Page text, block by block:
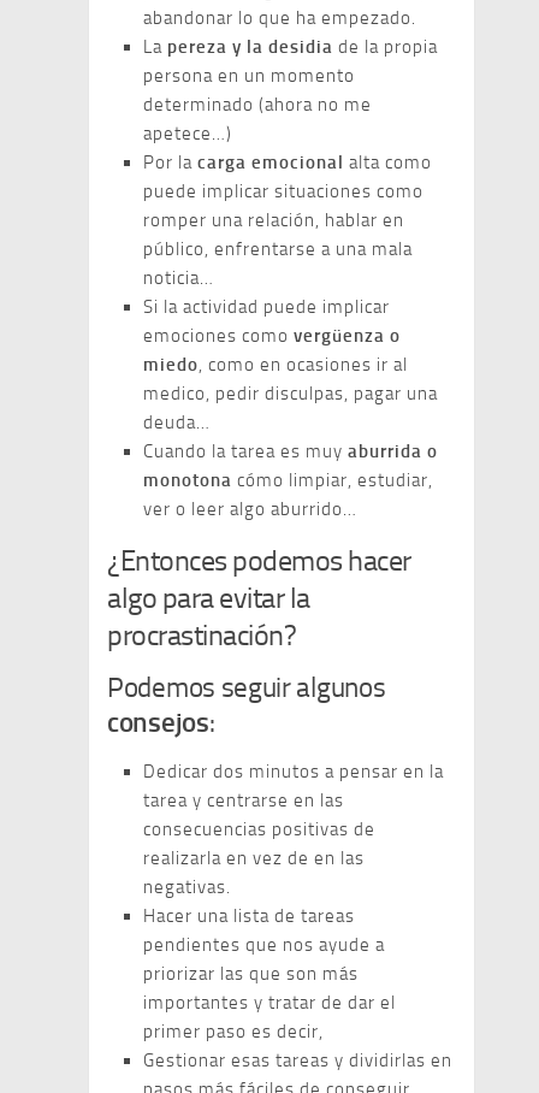
abandonar lo que ha empezado.
La pereza y la desidia de la propia
persona en un momento
determinado (ahora no me
apetece…)
Por la carga emocional alta como
puede implicar situaciones como
romper una relación, hablar en
público, enfrentarse a una mala
noticia…
Si la actividad puede implicar
emociones como vergüenza o
miedo, como en ocasiones ir al
medico, pedir disculpas, pagar una
deuda…
Cuando la tarea es muy aburrida o
monotona cómo limpiar, estudiar,
ver o leer algo aburrido…
¿Entonces podemos hacer
algo para evitar la
procrastinación?
Podemos seguir algunos
consejos:
Dedicar dos minutos a pensar en la
tarea y centrarse en las
consecuencias positivas de
realizarla en vez de en las
negativas.
Hacer una lista de tareas
pendientes que nos ayude a
priorizar las que son más
importantes y tratar de dar el
primer paso es decir,
Gestionar esas tareas y dividirlas en